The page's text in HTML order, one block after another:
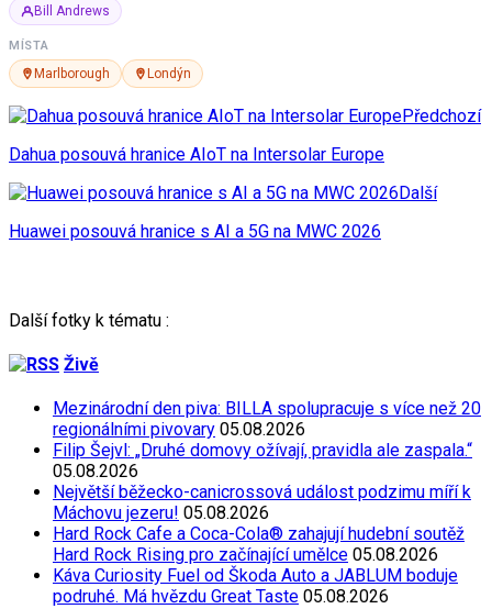
Bill Andrews
MÍSTA
Marlborough Londýn
Předchozí
Dahua posouvá hranice AIoT na Intersolar Europe
Další
Huawei posouvá hranice s AI a 5G na MWC 2026
Další fotky k tématu :
Živě
Mezinárodní den piva: BILLA spolupracuje s více než 20
regionálními pivovary 05.08.2026
Filip Šejvl: „Druhé domovy ožívají, pravidla ale zaspala.“
05.08.2026
Největší běžecko-canicrossová událost podzimu míří k
Máchovu jezeru! 05.08.2026
Hard Rock Cafe a Coca-Cola® zahajují hudební soutěž
Hard Rock Rising pro začínající umělce 05.08.2026
Káva Curiosity Fuel od Škoda Auto a JABLUM boduje
podruhé. Má hvězdu Great Taste 05.08.2026